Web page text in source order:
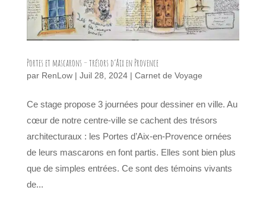
Portes et mascarons – trésors d’Aix en Provence
par RenLow| Juil 28, 2024| Carnet de Voyage
Ce stage propose 3 journées pour dessiner en ville. Au
cœur de notre centre-ville se cachent des trésors
architecturaux : les Portes d’Aix-en-Provence ornées
de leurs mascarons en font partis. Elles sont bien plus
que de simples entrées. Ce sont des témoins vivants
de...